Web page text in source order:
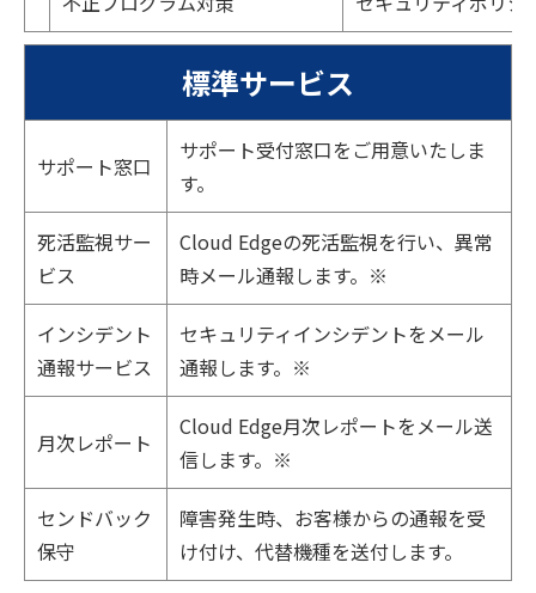
標準サービス
サポート窓口
サポート受付窓口をご用意いたしま
す。
死活監視サー
ビス
Cloud Edgeの死活監視を行い、異常
時メール通報します。※
インシデント
通報サービス
セキュリティインシデントをメール
通報します。※
月次レポート
Cloud Edge月次レポートをメール送
信します。※
センドバック
保守
障害発生時、お客様からの通報を受
け付け、代替機種を送付します。